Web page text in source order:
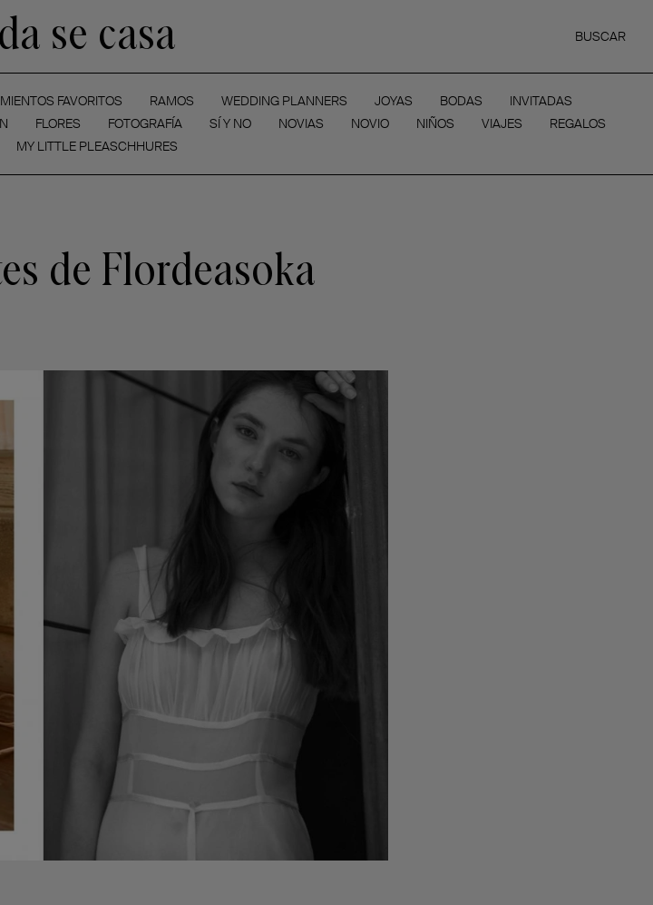
se casa BUSCAR
FAVORITOS RAMOS WEDDING PLANNERS JOYAS BODAS
INVITADAS
FLORES FOTOGRAFÍA SÍ Y NO NOVIAS NOVIO NIÑOS VIAJES
REGALOS
MY LITTLE PLEASCHHURES
de Flordeasoka